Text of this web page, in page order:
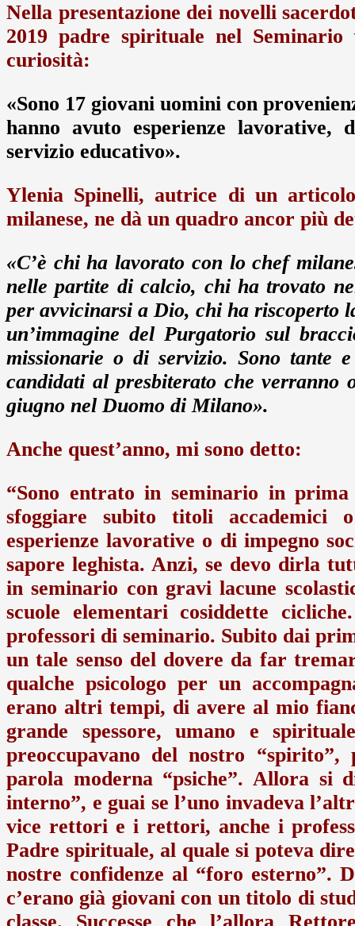
Nella presentazione dei novelli
2019 padre spirituale nel
curiosità:
«Sono 17 giovani uomini con
hanno avuto esperienze
servizio educativo».
Ylenia Spinelli, autrice di un
milanese, ne dà un quadro ancor più
«C’è chi ha lavorato con lo chef
nelle partite di calcio, chi ha trovato
per avvicinarsi a Dio, chi ha riscoperto
un’immagine del Purgatorio sul
missionarie o di servizio. Sono tante
candidati al presbiterato che verranno
giugno nel Duomo di Milano».
Anche quest’anno, mi sono detto:
“Sono entrato in seminario in
sfoggiare subito titoli accademici
esperienze lavorative o di impegno
sapore leghista. Anzi, se devo dirla
in seminario con gravi lacune
scuole elementari cosiddette
professori di seminario. Subito dai
un tale senso del dovere da far
qualche psicologo per un
erano altri tempi, di avere al mio
grande spessore, umano e
preoccupavano del nostro
parola moderna “psiche”. Allora si
interno”, e guai se l’uno invadeva
vice rettori e i rettori, anche i
Padre spirituale, al quale si poteva
nostre confidenze al “foro esterno”.
c’erano già giovani con un titolo di